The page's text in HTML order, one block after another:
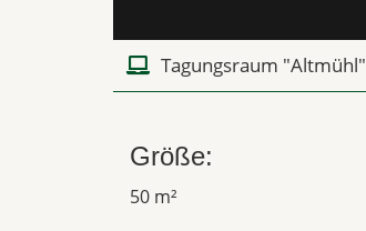
Tagungsraum "Altmühl"
Größe:
50 m²